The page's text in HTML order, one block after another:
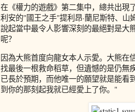
在《權力的遊戲》第二集中，總共出現
利安的"國王之手"提利昂·蘭尼斯特、山
說起當中最令人影響深刻的最絕對是大
呢？
因為大熊首度向龍女本人示愛。大熊在
找最後一根救命稻草，但遺憾的是仍無
已長於預期，而他唯一的願望就是能看
到你的那刻起我就已經愛上了你。"